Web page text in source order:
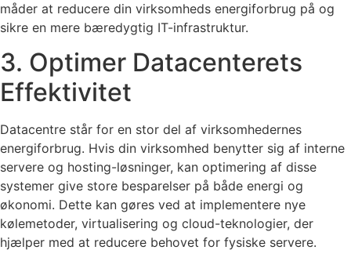
måder at reducere din virksomheds energiforbrug på og
sikre en mere bæredygtig IT-infrastruktur.
3. Optimer Datacenterets
Effektivitet
Datacentre står for en stor del af virksomhedernes
energiforbrug. Hvis din virksomhed benytter sig af interne
servere og hosting-løsninger, kan optimering af disse
systemer give store besparelser på både energi og
økonomi. Dette kan gøres ved at implementere nye
kølemetoder, virtualisering og cloud-teknologier, der
hjælper med at reducere behovet for fysiske servere.